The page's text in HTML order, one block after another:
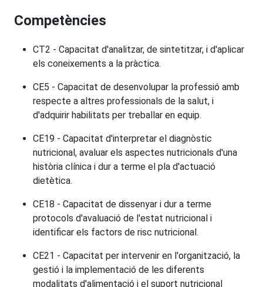
Competències
CT2 - Capacitat d'analitzar, de sintetitzar, i d'aplicar
els coneixements a la pràctica.
CE5 - Capacitat de desenvolupar la professió amb
respecte a altres professionals de la salut, i
d'adquirir habilitats per treballar en equip.
CE19 - Capacitat d'interpretar el diagnòstic
nutricional, avaluar els aspectes nutricionals d'una
història clínica i dur a terme el pla d'actuació
dietètica.
CE18 - Capacitat de dissenyar i dur a terme
protocols d'avaluació de l'estat nutricional i
identificar els factors de risc nutricional.
CE21 - Capacitat per intervenir en l'organització, la
gestió i la implementació de les diferents
modalitats d'alimentació i el suport nutricional